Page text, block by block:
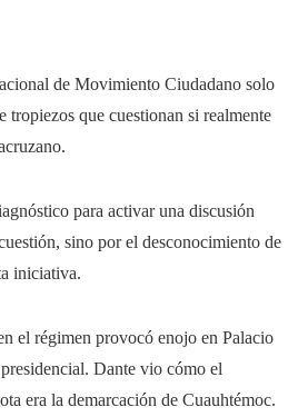
de Movimiento Ciudadano solo
tropiezos que cuestionan si realmente
para activar una discusión
sino por el desconocimiento de
iniciativa.
el régimen provocó enojo en Palacio
Dante vio cómo el
era la demarcación de Cuauhtémoc.